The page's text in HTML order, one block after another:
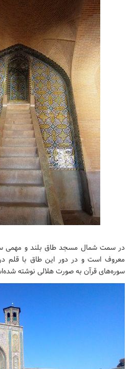
در سمت شمال مسجد طاق بلند و مهمی
معروف است و در دور این طاق با قلم
سوره‌های قرآن به صورت هلالی نوشته